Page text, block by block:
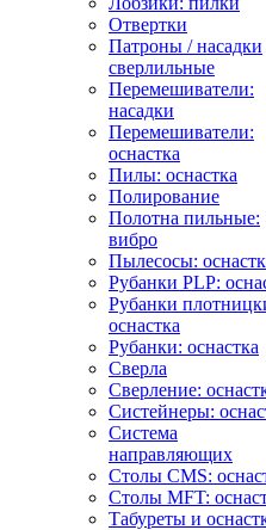
Отвертки
Патроны / насадки
сверлильные
Перемешиватели:
насадки
Перемешиватели:
оснастка
Пилы: оснастка
Полирование
Полотна пильные:
вибро
Пылесосы:
Рубанки PLP:
Рубанки
оснастка
Рубанки: оснастка
Сверла
Сверление:
Систейнеры:
Система
направляющих
Столы CMS:
Столы MFT:
Табуреты и